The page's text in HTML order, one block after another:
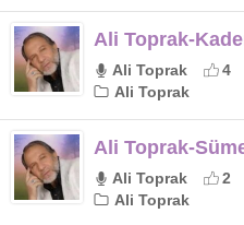
Ali Toprak-
Ali Toprak 4
Ali Toprak
Ali Toprak-
Ali Toprak 2
Ali Toprak